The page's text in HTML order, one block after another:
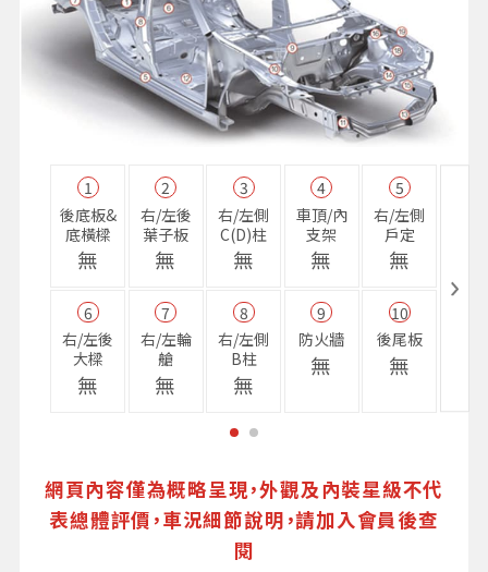
1
後底板&
底橫樑
無
2
右/左後
葉子板
無
3
右/左側
C(D)柱
無
4
車頂/內
支架
無
5
右/左側
戶定
無
6
右/左後
大樑
無
7
右/左輪
艙
無
8
右/左側
B柱
無
9
防火牆
無
10
後尾板
無
網頁內容僅為概略呈現，外觀及內裝星級不代
表總體評價，車況細節說明，請加入會員後查
閱